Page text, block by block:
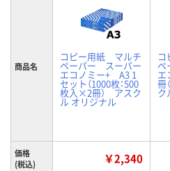
商品名
コピー用紙 マルチ
ペーパー スーパー
エコノミー+ A3 1
セット（1000枚：500
枚入×2冊） アスク
ル オリジナル
エ
冊
ク
価格
(税込)
￥2,340